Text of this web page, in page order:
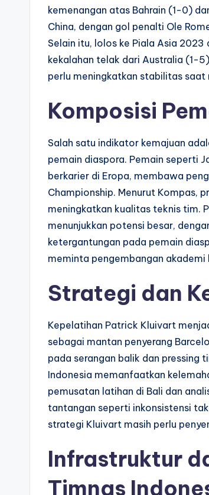
kemenangan atas Bahrain (1-0)
China, dengan gol penalti Ole
Selain itu, lolos ke Piala Asia 2023
kekalahan telak dari Australia (1-
perlu meningkatkan stabilitas
Komposisi
Salah satu indikator kemajuan
pemain diaspora. Pemain seperti
berkarier di Eropa, membawa
Championship. Menurut Kompas,
meningkatkan kualitas teknis tim.
menunjukkan potensi besar,
ketergantungan pada pemain
meminta pengembangan akademi
Strategi dan
Kepelatihan Patrick Kluivart
sebagai mantan penyerang
pada serangan balik dan
Indonesia memanfaatkan
pemusatan latihan di Bali dan
tantangan seperti inkonsistensi
strategi Kluivart masih perlu
Infrastruktur
Timnas